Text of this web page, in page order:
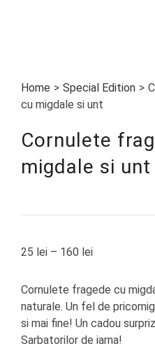
Home > Special Edition >
cu migdale si unt
Cornulete
migdale si unt
25 lei – 160 lei
Cornulete fragede cu
naturale. Un fel de
si mai fine! Un cadou
Sarbatorilor de iarna!